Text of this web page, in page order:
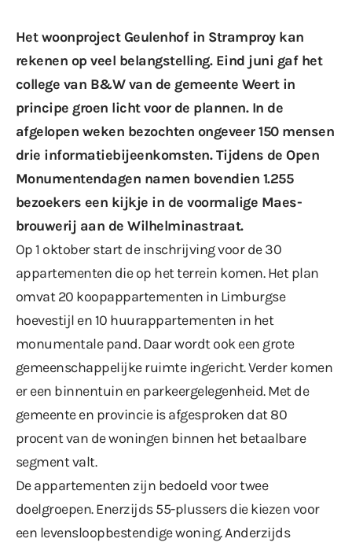
Het woonproject Geulenhof in Stramproy kan
rekenen op veel belangstelling. Eind juni gaf het
college van B&W van de gemeente Weert in
principe groen licht voor de plannen. In de
afgelopen weken bezochten ongeveer 150 mensen
drie informatiebijeenkomsten. Tijdens de Open
Monumentendagen namen bovendien 1.255
bezoekers een kijkje in de voormalige Maes-
brouwerij aan de Wilhelminastraat.
Op 1 oktober start de inschrijving voor de 30
appartementen die op het terrein komen. Het plan
omvat 20 koopappartementen in Limburgse
hoevestijl en 10 huurappartementen in het
monumentale pand. Daar wordt ook een grote
gemeenschappelijke ruimte ingericht. Verder komen
er een binnentuin en parkeergelegenheid. Met de
gemeente en provincie is afgesproken dat 80
procent van de woningen binnen het betaalbare
segment valt.
De appartementen zijn bedoeld voor twee
doelgroepen. Enerzijds 55-plussers die kiezen voor
een levensloopbestendige woning. Anderzijds